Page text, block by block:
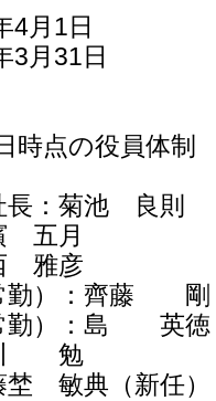
4月1日
3月31日
時点の役員体制
長：菊池 良則
五月
雅彦
勤）：齊藤 剛
勤）：島 英徳
川 勉
埜 敏典（新任）